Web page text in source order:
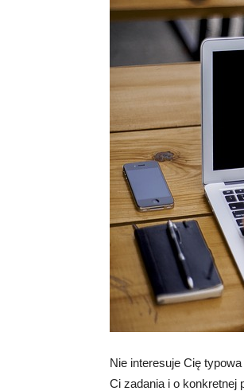
Nie interesuje Cię
Ci zadania i o konkretnej